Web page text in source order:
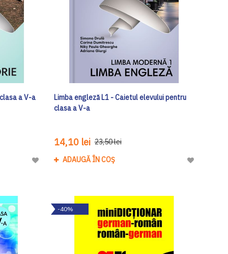
a V-a
Adaugă
Dorinte
Limba engleză L1 - Caietul elevului pentru
clasa a V-a
14,10 lei 23,50 lei
ADAUGĂ ÎN COȘ
Adaugă
-40%